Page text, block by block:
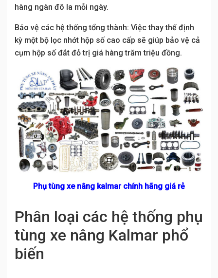
hàng ngàn đô la mỗi ngày.
Bảo vệ các hệ thống tổng thành: Việc thay thế định
kỳ một bộ lọc nhớt hộp số cao cấp sẽ giúp bảo vệ cả
cụm hộp số đắt đỏ trị giá hàng trăm triệu đồng.
Phụ tùng xe nâng kalmar chính hãng giá rẻ
Phân loại các hệ thống phụ
tùng xe nâng Kalmar phổ
biến